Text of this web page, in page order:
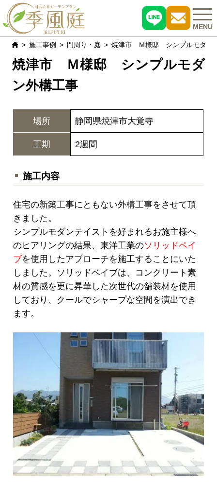
MENU
施工事例
おすすめ商品
現場レポート
施工事例 門周り・庭 焼津市 Ｍ様邸 シンプルモダン
焼津市 Ｍ様邸 シンプルモダ
ン外構工事
場所 静岡県焼津市大覚寺
工期 2週間
施工内容
住宅の新築工事にともない外構工事をさせて頂
きました。
シンプルモダンテイストを好まれるお施主様へ
のヒアリングの結果、東洋工業のソリッドペイ
ブを使用したアプローチを施工することにいた
しました。ソリッドベイブは、コンクリート素
材の質感を更に昇華した次世代の舗装材を使用
しており、クールでシャープな空間を演出でき
ます。